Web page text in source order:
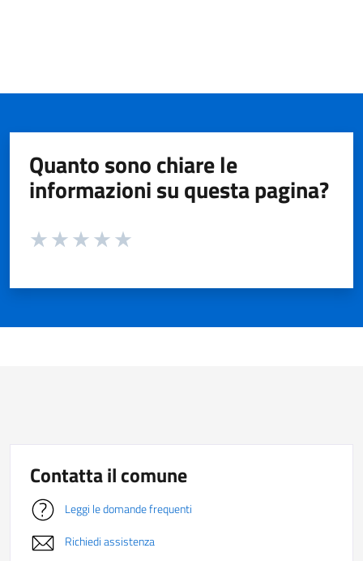
Quanto sono chiare le
informazioni su questa pagina?
Valuta da 1 a 5 stelle la pagina
Contatta il comune
Leggi le domande frequenti
Richiedi assistenza